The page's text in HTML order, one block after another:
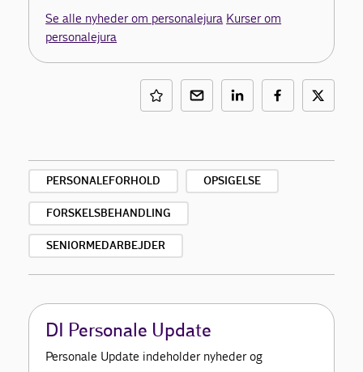
Se alle nyheder om personalejura Kurser om
personalejura
PERSONALEFORHOLD OPSIGELSE
FORSKELSBEHANDLING
SENIORMEDARBEJDER
DI Personale Update
Personale Update indeholder nyheder og